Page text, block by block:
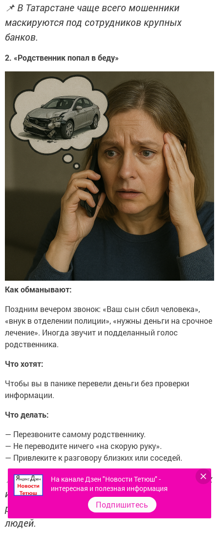
📌 В Татарстане чаще всего мошенники
маскируются под сотрудников крупных
банков.
2. «Родственник попал в беду»
Как обманывают:
Поздним вечером звонок: «Ваш сын сбил человека»,
«внук в отделении полиции», «нужны деньги на срочное
лечение». Иногда звучит и подделанный голос
родственника.
Что хотят:
Чтобы вы в панике перевели деньги без проверки
информации.
Что делать:
— Перезвоните самому родственнику.
— Не переводите ничего «на скорую руку».
— Привлеките к разговору близких или соседей.
📌 Эта схема распространена в малых городах
и сёлах Татарстана, где аферисты
рассчитывают на доверчивость пожилых
людей.
На канале Дзен "Новости Тетюш" -
интересная и полезная информация
Подпишитесь